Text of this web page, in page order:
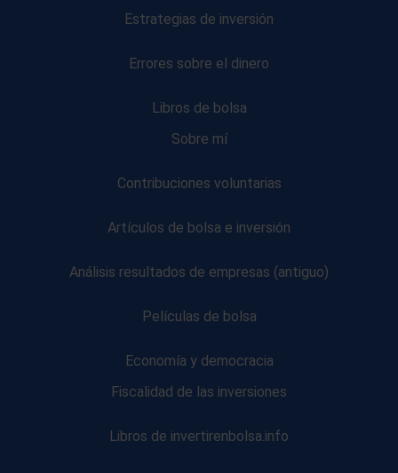
Estrategias de inversión
Errores sobre el dinero
Libros de bolsa
Sobre mí
Contribuciones voluntarias
Artículos de bolsa e inversión
Análisis resultados de empresas (antiguo)
Películas de bolsa
Economía y democracia
Fiscalidad de las inversiones
Libros de invertirenbolsa.info